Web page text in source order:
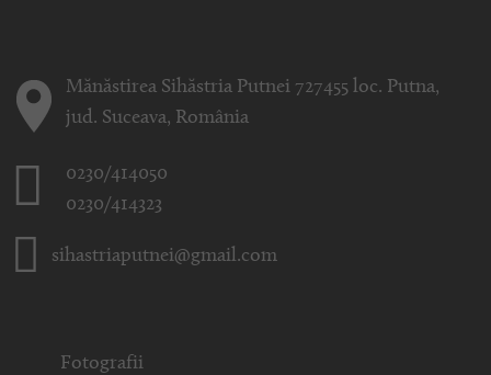
Mănăstirea Sihăstria Putnei 727455 loc. Putna,
jud. Suceava, România
0230/414050
0230/414323
sihastriaputnei@gmail.com
Fotografii